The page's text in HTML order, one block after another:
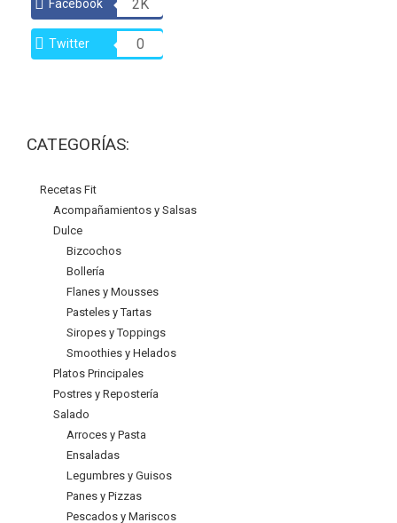
Facebook 2K
Twitter 0
CATEGORÍAS:
Recetas Fit
Acompañamientos y Salsas
Dulce
Bizcochos
Bollería
Flanes y Mousses
Pasteles y Tartas
Siropes y Toppings
Smoothies y Helados
Platos Principales
Postres y Repostería
Salado
Arroces y Pasta
Ensaladas
Legumbres y Guisos
Panes y Pizzas
Pescados y Mariscos